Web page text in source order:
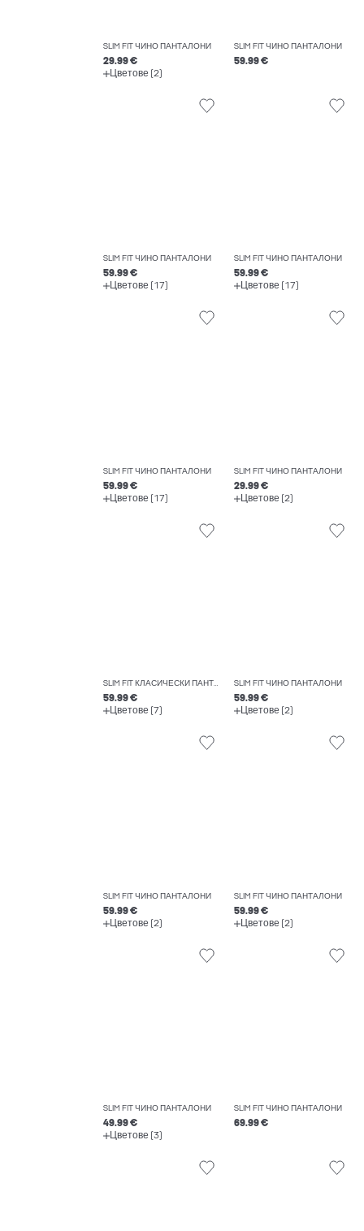
SLIM FIT ЧИНО ПАНТАЛОНИ
29.99 €
Цветове (2)
SLIM FIT ЧИНО ПАНТАЛОНИ
59.99 €
SLIM FIT ЧИНО ПАНТАЛОНИ
59.99 €
Цветове (17)
SLIM FIT ЧИНО ПАНТАЛОНИ
59.99 €
Цветове (17)
SLIM FIT ЧИНО ПАНТАЛОНИ
59.99 €
Цветове (17)
SLIM FIT ЧИНО ПАНТАЛОНИ
29.99 €
Цветове (2)
SLIM FIT КЛАСИЧЕСКИ ПАНТАЛОНИ
59.99 €
Цветове (7)
SLIM FIT ЧИНО ПАНТАЛОНИ
59.99 €
Цветове (2)
SLIM FIT ЧИНО ПАНТАЛОНИ
59.99 €
Цветове (2)
SLIM FIT ЧИНО ПАНТАЛОНИ
59.99 €
Цветове (2)
SLIM FIT ЧИНО ПАНТАЛОНИ
49.99 €
Цветове (3)
SLIM FIT ЧИНО ПАНТАЛОНИ
69.99 €